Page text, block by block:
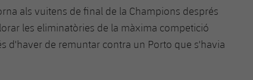
als vuitens de final de la Champions després
les eliminatòries de la màxima competició
d'haver de remuntar contra un Porto que s'havia